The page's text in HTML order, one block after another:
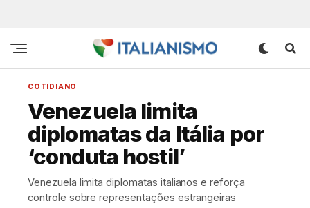
COTIDIANO
Venezuela limita
diplomatas da Itália por
‘conduta hostil’
Venezuela limita diplomatas italianos e reforça
controle sobre representações estrangeiras